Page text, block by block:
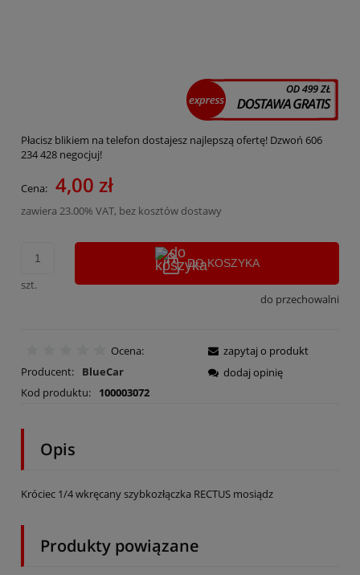
Płacisz blikiem na telefon dostajesz najlepszą ofertę! Dzwoń 606
234 428 negocjuj!
Cena: 4,00 zł
zawiera 23.00% VAT, bez kosztów dostawy
szt.
DO KOSZYKA
do przechowalni
Ocena:
Producent:
BlueCar
Kod produktu:
100003072
zapytaj o produkt
dodaj opinię
Opis
Króciec 1/4 wkręcany szybkozłączka RECTUS mosiądz
Produkty powiązane